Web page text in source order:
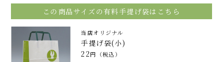
この商品サイズの有料手提げ袋はこちら
当店オリジナル
手提げ袋(小)
22円（税込）